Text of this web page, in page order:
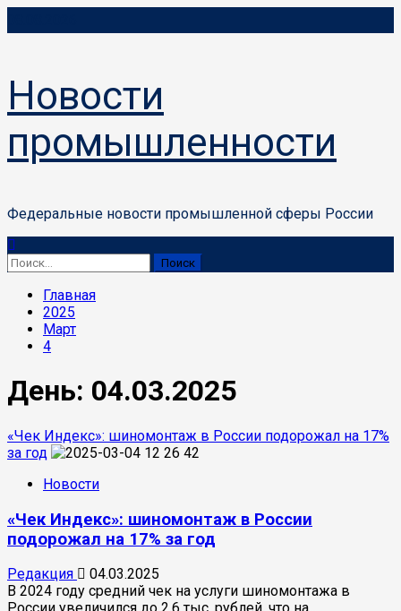
к
Новости
промышленности
Федеральные новости промышленной сферы России
Основное
меню
Найти:
Главная
2025
Март
4
День: 04.03.2025
«Чек Индекс»: шиномонтаж в России подорожал на 17%
за год
Новости
«Чек Индекс»: шиномонтаж в России
подорожал на 17% за год
Редакция
04.03.2025
В 2024 году средний чек на услуги шиномонтажа в